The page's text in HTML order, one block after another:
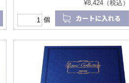
¥8,424（税込）
個